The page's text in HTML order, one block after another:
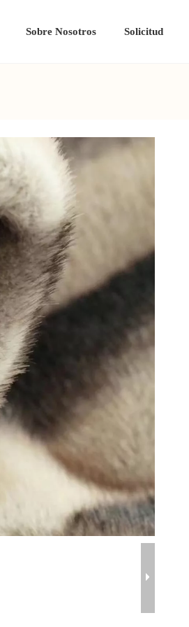
Sobre Nosotros Solicitud